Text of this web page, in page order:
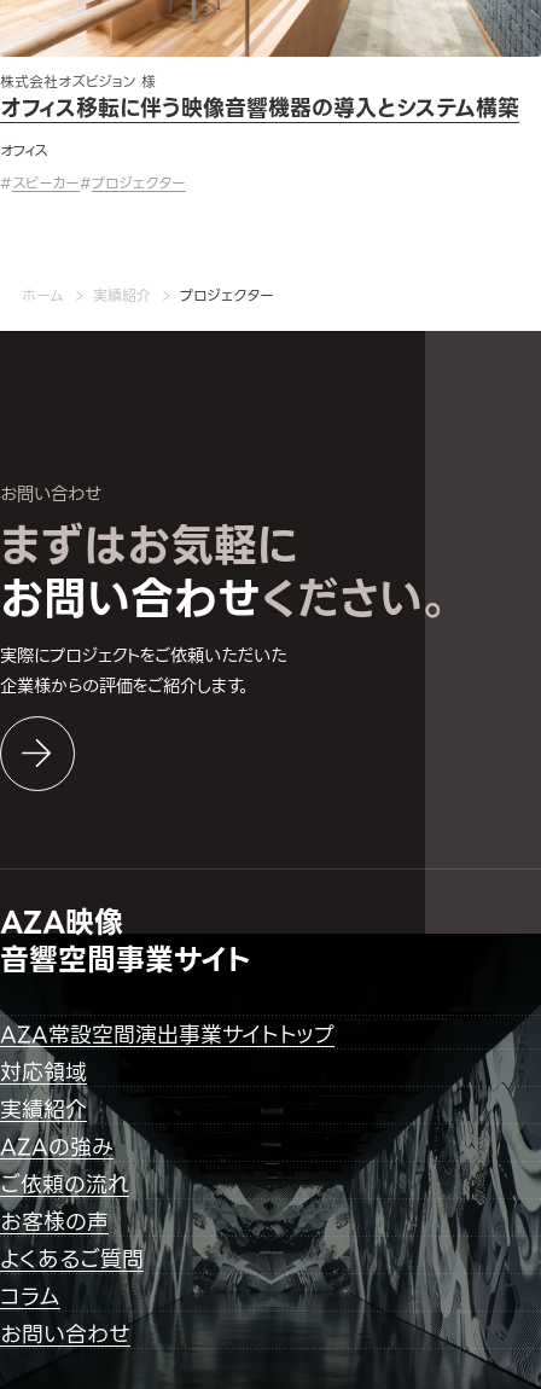
ホーム 実績紹介 プロジェクター
株式会社オズビジョン 様
オフィス移転に伴う映像音響機器の導入とシステム構築
オフィス
#スピーカー#プロジェクター
お問い合わせ
まずはお気軽に
お問い合わせください。
実際にプロジェクトをご依頼いただいた
企業様からの評価をご紹介します。
お問い合わせへ
AZA映像
音響空間事業サイト
AZA常設空間演出事業サイトトップ
対応領域
実績紹介
AZAの強み
ご依頼の流れ
お客様の声
よくあるご質問
コラム
お問い合わせ